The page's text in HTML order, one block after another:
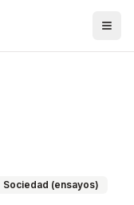
Sociedad (ensayos)